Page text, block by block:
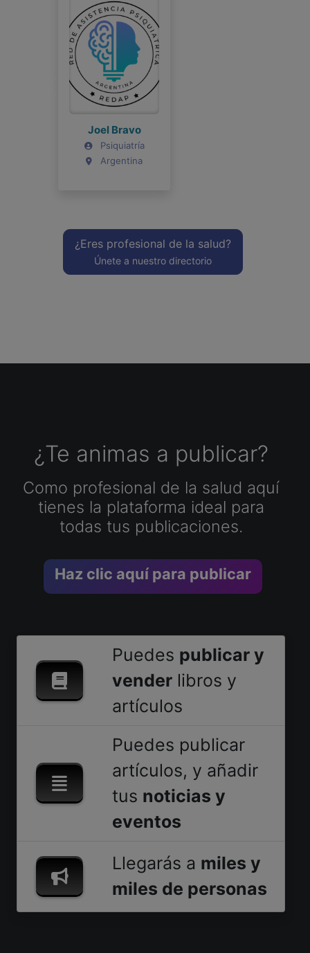
Joel Bravo
Psiquiatría
Argentina
¿Eres profesional de la salud?
Únete a nuestro directorio
¿Te animas a publicar?
Como profesional de la salud aquí
tienes la plataforma ideal para
todas tus publicaciones.
Haz clic aquí para publicar
Puedes publicar y
vender libros y
artículos
Puedes publicar
artículos, y añadir
tus noticias y
eventos
Llegarás a miles y
miles de personas